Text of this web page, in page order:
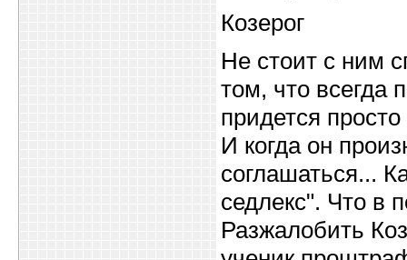
Козерог
Не стоит с ним
том, что всегда
придется
И когда он
соглашаться...
седлекс". Что в
Разжалобить